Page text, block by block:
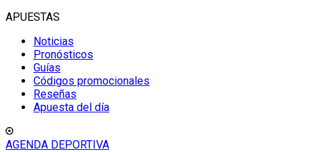
APUESTAS
Noticias
Pronósticos
Guías
Códigos promocionales
Reseñas
Apuesta del día
AGENDA DEPORTIVA